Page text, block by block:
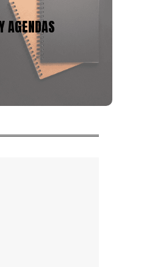
AGENDAS
en la fabricación de
adecuarnos a tu
con gran variedad de
y materiales.